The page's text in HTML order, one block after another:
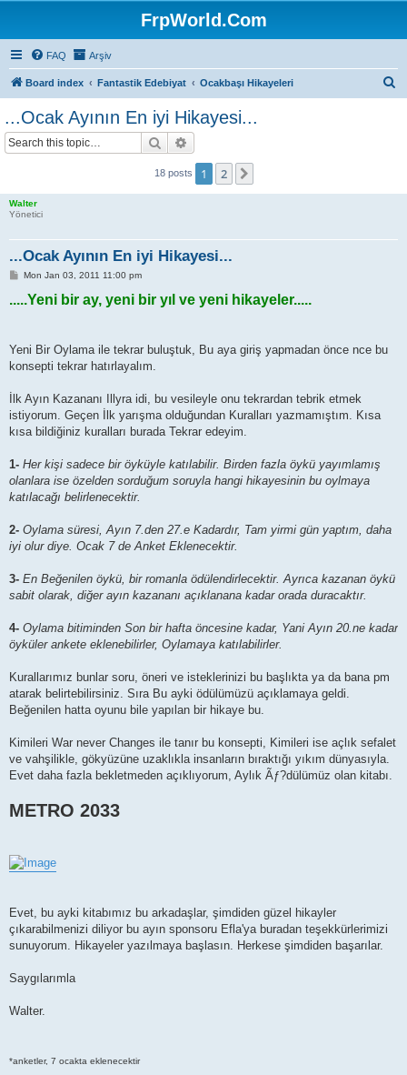
FrpWorld.Com
FAQ Arşiv
Board index Fantastik Edebiyat Ocakbaşı Hikayeleri
...Ocak Ayının En iyi Hikayesi...
Search
18 posts 1 2
Walter
Yönetici
...Ocak Ayının En iyi Hikayesi...
P
t
Mon Jan 03, 2011 11:00 pm
.....Yeni bir ay, yeni bir yıl ve yeni hikayeler.....
Yeni Bir Oylama ile tekrar buluştuk, Bu aya giriş yapmadan önce nce bu
konsepti tekrar hatırlayalım.
İlk Ayın Kazananı Illyra idi, bu vesileyle onu tekrardan tebrik etmek
istiyorum. Geçen İlk yarışma olduğundan Kuralları yazmamıştım. Kısa
kısa bildiğiniz kuralları burada Tekrar edeyim.
1- Her kişi sadece bir öyküyle katılabilir. Birden fazla öykü yayımlamış
olanlara ise özelden sorduğum soruyla hangi hikayesinin bu oylmaya
katılacağı belirlenecektir.
2- Oylama süresi, Ayın 7.den 27.e Kadardır, Tam yirmi gün yaptım, daha
iyi olur diye. Ocak 7 de Anket Eklenecektir.
3- En Beğenilen öykü, bir romanla ödülendirlecektir. Ayrıca kazanan öykü
sabit olarak, diğer ayın kazananı açıklanana kadar orada duracaktır.
4- Oylama bitiminden Son bir hafta öncesine kadar, Yani Ayın 20.ne kadar
öyküler ankete eklenebilirler, Oylamaya katılabilirler.
Kurallarımız bunlar soru, öneri ve isteklerinizi bu başlıkta ya da bana pm
atarak belirtebilirsiniz. Sıra Bu ayki ödülümüzü açıklamaya geldi.
Beğenilen hatta oyunu bile yapılan bir hikaye bu.
Kimileri War never Changes ile tanır bu konsepti, Kimileri ise açlık sefalet
ve vahşilikle, gökyüzüne uzaklıkla insanların bıraktığı yıkım dünyasıyla.
Evet daha fazla bekletmeden açıklıyorum, Aylık Ãƒ?dülümüz olan kitabı.
METRO 2033
Evet, bu ayki kitabımız bu arkadaşlar, şimdiden güzel hikayler
çıkarabilmenizi diliyor bu ayın sponsoru Efla'ya buradan teşekkürlerimizi
sunuyorum. Hikayeler yazılmaya başlasın. Herkese şimdiden başarılar.
Saygılarımla
Walter.
*anketler, 7 ocakta eklenecektir